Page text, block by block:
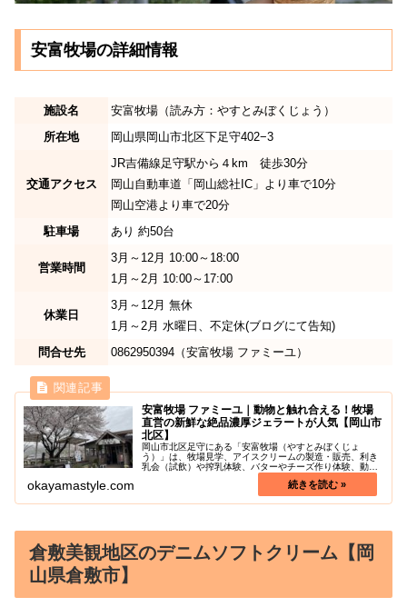
安富牧場の詳細情報
施設名
安富牧場（読み方：やすとみぼくじょう）
所在地
岡山県岡山市北区下足守402−3
交通アクセス
JR吉備線足守駅から４km 徒歩30分
岡山自動車道「岡山総社IC」より車で10分
岡山空港より車で20分
駐車場
あり 約50台
営業時間
3月～12月 10:00～18:00
1月～2月 10:00～17:00
休業日
3月～12月 無休
1月～2月 水曜日、不定休(ブログにて告知)
問合せ先
0862950394（安富牧場 ファミーユ）
安富牧場 ファミーユ｜動物と触れ合える！牧場
直営の新鮮な絶品濃厚ジェラートが人気【岡山市
北区】
岡山市北区足守にある「安富牧場（やすとみぼくじょ
う）」は、牧場見学、アイスクリームの製造・販売、利き
乳会（試飲）や搾乳体験、バターやチーズ作り体験、動物
とのふれあいが楽しめるお出かけスポットです。また、直
営店「安富牧場ファミーユ」で食べられ...
okayamastyle.com
倉敷美観地区のデニムソフトクリーム【岡
山県倉敷市】